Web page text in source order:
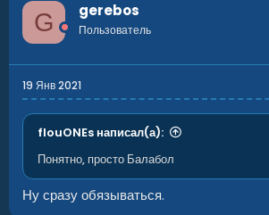
G gerebos
Пользователь
19 Янв 2021
flouONEs написал(а):
Понятно, просто Балабол
Ну сразу обязываться.